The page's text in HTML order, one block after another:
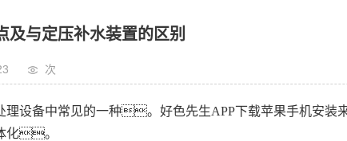
及与定压补水装置的区别
次
理设备中常见的一种。好色先生APP下载苹果手机安
化。